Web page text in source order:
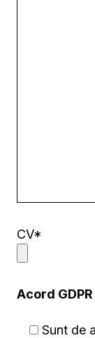
CV*
Acord GDPR
Sunt de